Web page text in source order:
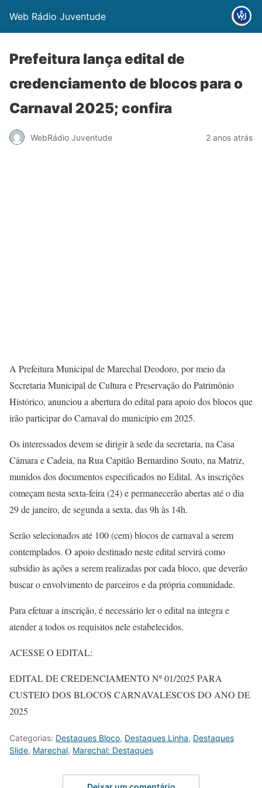
Web Rádio Juventude
Prefeitura lança edital de
credenciamento de blocos para o
Carnaval 2025; confira
WebRádio Juventude 2 anos atrás
A Prefeitura Municipal de Marechal Deodoro, por meio da
Secretaria Municipal de Cultura e Preservação do Patrimônio
Histórico, anunciou a abertura do edital para apoio dos blocos que
irão participar do Carnaval do município em 2025.
Os interessados devem se dirigir à sede da secretaria, na Casa
Câmara e Cadeia, na Rua Capitão Bernardino Souto, na Matriz,
munidos dos documentos especificados no Edital. As inscrições
começam nesta sexta-feira (24) e permanecerão abertas até o dia
29 de janeiro, de segunda a sexta, das 9h às 14h.
Serão selecionados até 100 (cem) blocos de carnaval a serem
contemplados. O apoio destinado neste edital servirá como
subsídio às ações a serem realizadas por cada bloco, que deverão
buscar o envolvimento de parceiros e da própria comunidade.
Para efetuar a inscrição, é necessário ler o edital na íntegra e
atender a todos os requisitos nele estabelecidos.
ACESSE O EDITAL:
EDITAL DE CREDENCIAMENTO Nº 01/2025 PARA
CUSTEIO DOS BLOCOS CARNAVALESCOS DO ANO DE
2025
Categorias: Destaques Bloco, Destaques Linha, Destaques
Slide, Marechal, Marechal: Destaques